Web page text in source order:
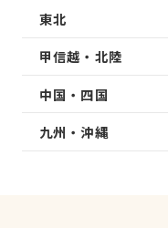
東北
甲信越・北陸
中国・四国
九州・沖縄